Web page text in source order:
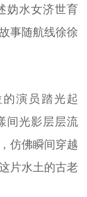
妫水女济世育
事随航线徐徐
演员踏光起
间光影层层流
仿佛瞬间穿越
片水土的古老